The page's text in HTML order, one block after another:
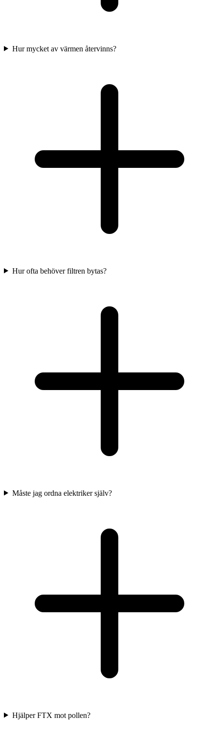
Hur mycket av värmen återvinns?
Hur ofta behöver filtren bytas?
Måste jag ordna elektriker själv?
Hjälper FTX mot pollen?